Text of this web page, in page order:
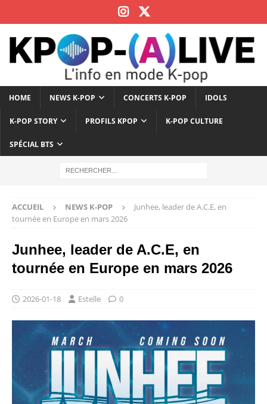
HOME NEWS K-POP CONCERTS K-POP IDOLS
K-POP STORY PROFILS KPOP K-POP CULTURE
SPÉCIAL BTS
ACCUEIL NEWS K-POP
Junhee, leader de A.C.E, en
tournée en Europe en mars 2026
Junhee, leader de A.C.E, en
tournée en Europe en mars 2026
2026-01-18 Estelle 0